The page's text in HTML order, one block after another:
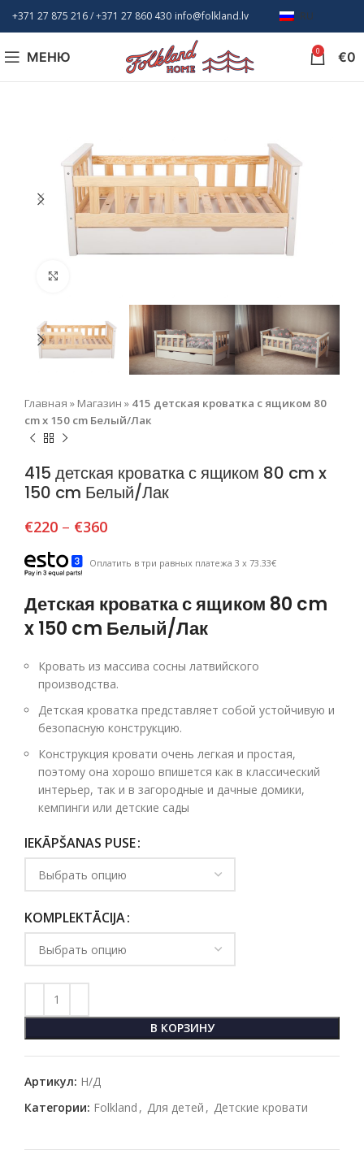
+371 27 875 216/ +371 27 860 430 info@folkland.lv RU
МЕНЮ 0 €0
Главная » Магазин » 415 детская кроватка с ящиком 80
cm x 150 cm Белый/Лак
415 детская кроватка с ящиком 80 cm x
150 cm Белый/Лак
€220 – €360
Оплатить в три равных платежа 3 x 73.33€
Детская кроватка с ящиком 80 cm
x 150 cm Белый/Лак
Кровать из массива сосны латвийского
производства.
Детская кроватка представляет собой устойчивую и
безопасную конструкцию.
Конструкция кровати очень легкая и простая,
поэтому она хорошо впишется как в классический
интерьер, так и в загородные и дачные домики,
кемпинги или детские сады
IEKĀPŠANAS PUSE
KOMPLEKTĀCIJA
В КОРЗИНУ
Артикул: Н/Д
Категории: Folkland , Для детей , Детские кровати